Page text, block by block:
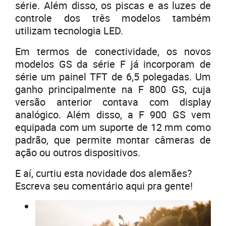
série. Além disso, os piscas e as luzes de
controle dos três modelos também
utilizam tecnologia LED.
Em termos de conectividade, os novos
modelos GS da série F já incorporam de
série um painel TFT de 6,5 polegadas. Um
ganho principalmente na F 800 GS, cuja
versão anterior contava com display
analógico. Além disso, a F 900 GS vem
equipada com um suporte de 12 mm como
padrão, que permite montar câmeras de
ação ou outros dispositivos.
E aí, curtiu esta novidade dos alemães?
Escreva seu comentário aqui pra gente!